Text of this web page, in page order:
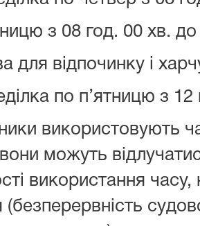
з 08 год. 00 хв.
для відпочинку і
по п’ятницю з 12
використовують
можуть
використання часу,
(безперервність